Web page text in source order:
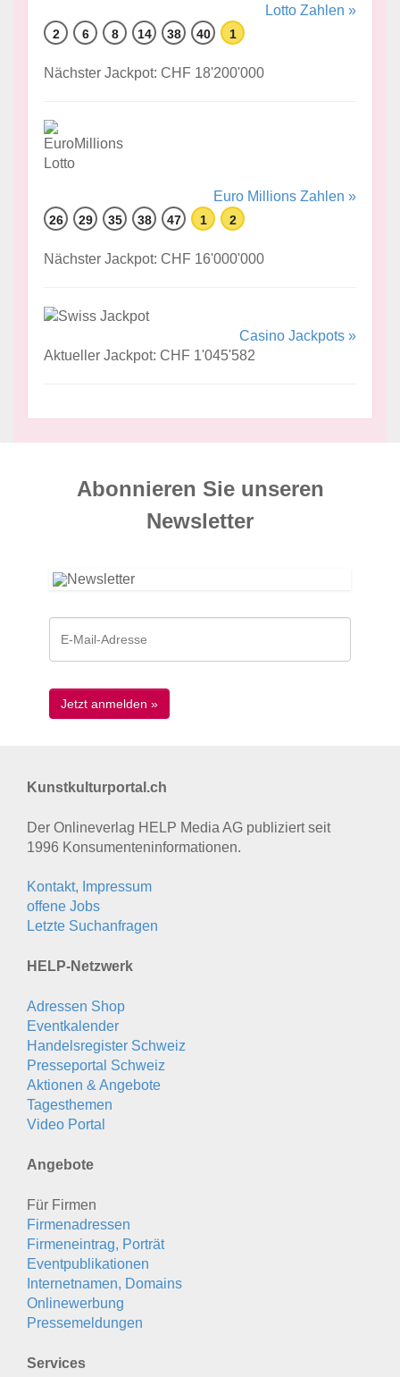
Lotto Zahlen »
2 6 8 14 38 40 1
Nächster Jackpot: CHF 18'200'000
Euro Millions Zahlen »
26 29 35 38 47 1 2
Nächster Jackpot: CHF 16'000'000
Casino Jackpots »
Aktueller Jackpot: CHF 1'045'582
Abonnieren Sie unseren
News­letter
Kunstkulturportal.ch
Der Onlineverlag HELP Media AG publiziert seit
1996 Konsumenten­informationen.
Kontakt, Impressum
offene Jobs
Letzte Suchanfragen
HELP-Netzwerk
Adressen Shop
Eventkalender
Handelsregister Schweiz
Presseportal Schweiz
Aktionen & Angebote
Tagesthemen
Video Portal
Angebote
Für Firmen
Firmenadressen
Firmeneintrag, Porträt
Eventpublikationen
Internetnamen, Domains
Onlinewerbung
Pressemeldungen
Services